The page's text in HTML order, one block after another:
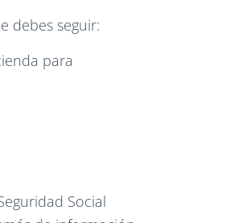
debes seguir:
para
Social